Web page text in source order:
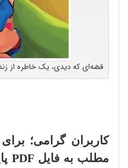
قصّه‌ای که دیدی، یک خاطره از
کاربران گرامی؛
مطلب به فایلPDF